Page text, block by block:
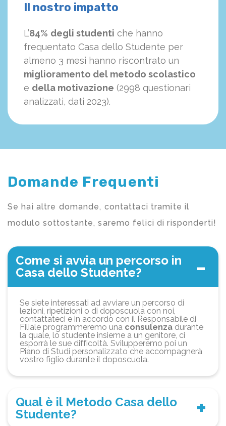
Il nostro impatto
L’84% degli studenti che hanno
frequentato Casa dello Studente per
almeno 3 mesi hanno riscontrato un
miglioramento del metodo scolastico
e della motivazione (2998 questionari
analizzati, dati 2023).
Domande Frequenti
Se hai altre domande, contattaci tramite il
modulo sottostante, saremo felici di risponderti!
Come si avvia un percorso in
Casa dello Studente?
Se siete interessati ad avviare un percorso di
lezioni, ripetizioni o di doposcuola con noi,
contattateci e in accordo con il Responsabile di
Filiale programmeremo una consulenza durante
la quale, lo studente insieme a un genitore, ci
esporrà le sue difficoltà. Svilupperemo poi un
Piano di Studi personalizzato che accompagnerà
vostro figlio durante il doposcuola.
Qual è il Metodo Casa dello
Studente?